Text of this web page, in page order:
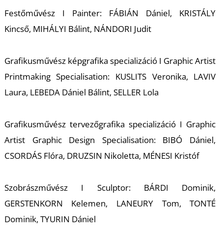
Festőművész I Painter: FÁBIÁN Dániel, KRISTÁLY
Kincső, MIHÁLYI Bálint, NÁNDORI Judit
Grafikusművész képgrafika specializáció I Graphic Artist
Printmaking Specialisation: KUSLITS Veronika, LAVIV
Laura, LEBEDA Dániel Bálint, SELLER Lola
Grafikusművész tervezőgrafika specializáció I Graphic
Artist Graphic Design Specialisation: BIBÓ Dániel,
CSORDÁS Flóra, DRUZSIN Nikoletta, MÉNESI Kristóf
Szobrászművész I Sculptor: BÁRDI Dominik,
GERSTENKORN Kelemen, LANEURY Tom, TONTÉ
Dominik, TYURIN Dániel